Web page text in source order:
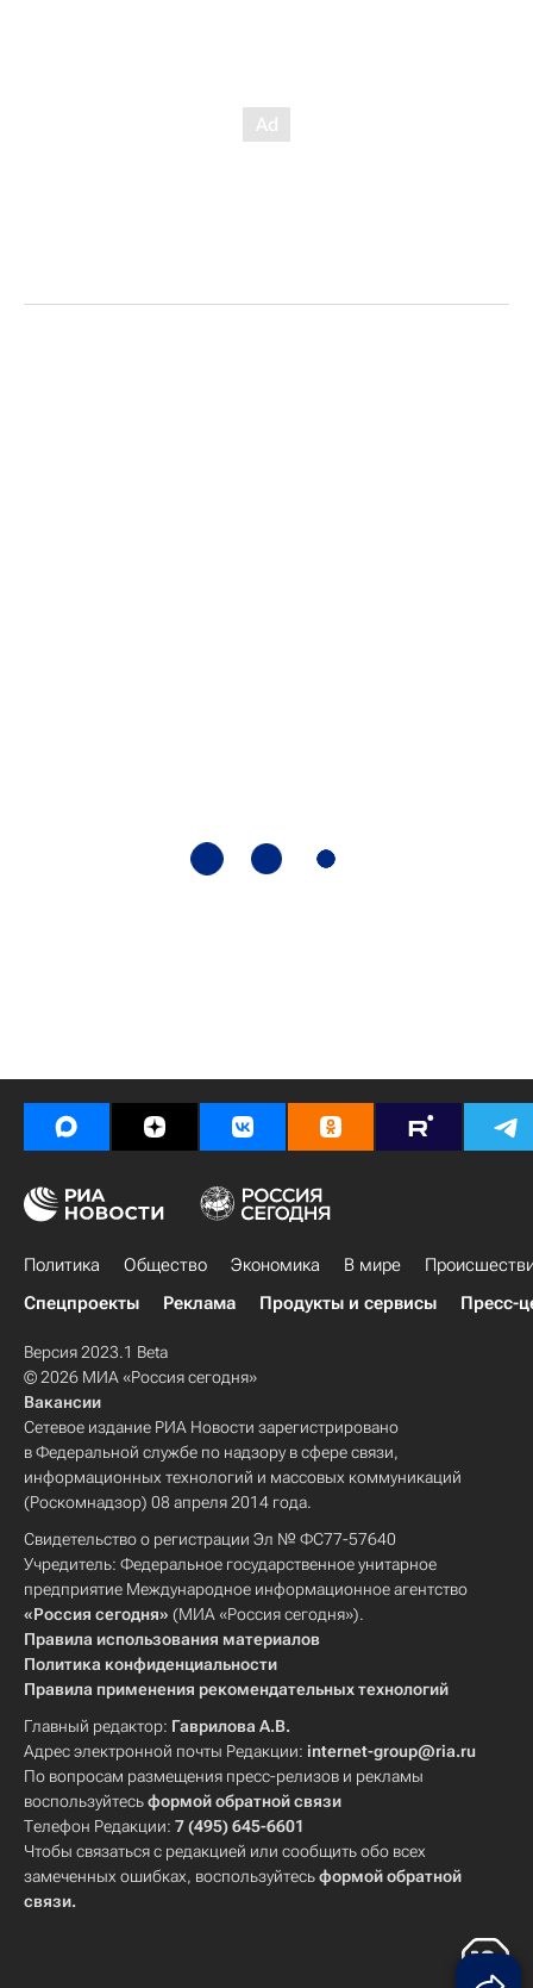
Политика Общество Экономика В мире
Спецпроекты
Реклама Продукты и сервисы Пресс-
Версия 2023.1 Beta
© 2026 МИА «Россия сегодня»
Вакансии
Сетевое издание РИА Новости зарегистрировано
в Федеральной службе по надзору в сфере связи,
информационных технологий и массовых коммуникаций
(Роскомнадзор) 08 апреля 2014 года.
Свидетельство о регистрации Эл № ФС77-57640
Учредитель: Федеральное государственное унитарное
предприятие Международное информационное агентство
«Россия сегодня» (МИА «Россия сегодня»).
Правила использования материалов
Политика конфиденциальности
Правила применения рекомендательных технологий
Главный редактор: Гаврилова А.В.
Адрес электронной почты Редакции: internet-group@ria.ru
По вопросам размещения пресс-релизов и рекламы
воспользуйтесьформой обратной связи
Телефон Редакции: 7 (495) 645-6601
Чтобы связаться с редакцией или сообщить обо всех
замеченных ошибках, воспользуйтесьформой обратной
связи.